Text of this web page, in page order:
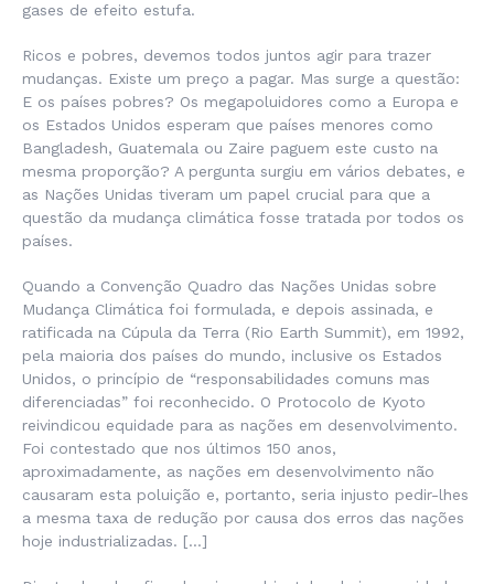
gases de efeito estufa.
Ricos e pobres, devemos todos juntos agir para trazer
mudanças. Existe um preço a pagar. Mas surge a questão:
E os países pobres? Os megapoluidores como a Europa e
os Estados Unidos esperam que países menores como
Bangladesh, Guatemala ou Zaire paguem este custo na
mesma proporção? A pergunta surgiu em vários debates, e
as Nações Unidas tiveram um papel crucial para que a
questão da mudança climática fosse tratada por todos os
países.
Quando a Convenção Quadro das Nações Unidas sobre
Mudança Climática foi formulada, e depois assinada, e
ratificada na Cúpula da Terra (Rio Earth Summit), em 1992,
pela maioria dos países do mundo, inclusive os Estados
Unidos, o princípio de “responsabilidades comuns mas
diferenciadas” foi reconhecido. O Protocolo de Kyoto
reivindicou equidade para as nações em desenvolvimento.
Foi contestado que nos últimos 150 anos,
aproximadamente, as nações em desenvolvimento não
causaram esta poluição e, portanto, seria injusto pedir-lhes
a mesma taxa de redução por causa dos erros das nações
hoje industrializadas. […]